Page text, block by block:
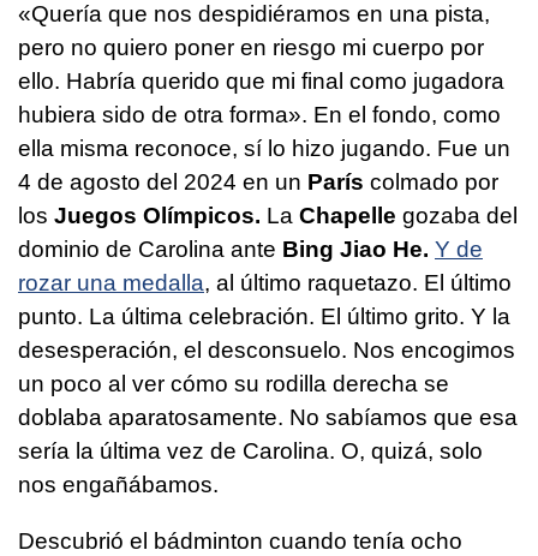
«Quería que nos despidiéramos en una pista,
pero no quiero poner en riesgo mi cuerpo por
ello. Habría querido que mi final como jugadora
hubiera sido de otra forma». En el fondo, como
ella misma reconoce, sí lo hizo jugando. Fue un
4 de agosto del 2024 en un París colmado por
los Juegos Olímpicos. La Chapelle gozaba del
dominio de Carolina ante Bing Jiao He. Y de
rozar una medalla, al último raquetazo. El último
punto. La última celebración. El último grito. Y la
desesperación, el desconsuelo. Nos encogimos
un poco al ver cómo su rodilla derecha se
doblaba aparatosamente. No sabíamos que esa
sería la última vez de Carolina. O, quizá, solo
nos engañábamos.
Descubrió el bádminton cuando tenía ocho